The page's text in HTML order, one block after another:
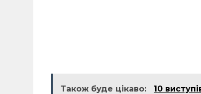
Також буде цікаво: 10